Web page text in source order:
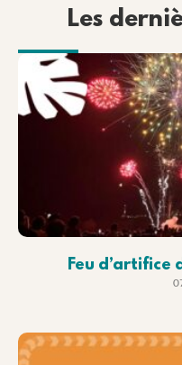
Les
Feu d’artifice